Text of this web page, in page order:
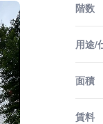
階数
用途/
面積
賃料